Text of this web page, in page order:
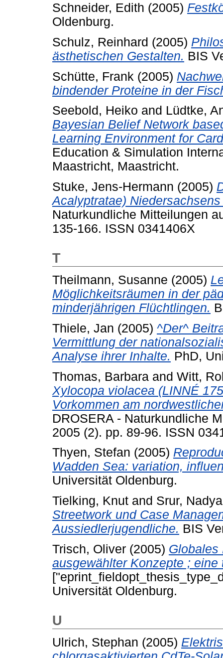
Schneider, Edith (2005)
Oldenburg.
Schulz, Reinhard (2005)
ästhetischen Gestalten. BIS
Schütte, Frank (2005)
bindender Proteine in der
Seebold, Heiko and Lüdtke,
Bayesian Belief Network
Learning Environment for
Education & Simulation
Maastricht, Maastricht.
Stuke, Jens-Hermann (2005)
Acalyptratae)
Naturkundliche Mitteilungen
135-166. ISSN 0341406X
T
Theilmann, Susanne (2005)
Möglichkeitsräumen in der
minderjährigen Flüchtlingen.
Thiele, Jan (2005) ^Der^
Vermittlung der
Analyse ihrer Inhalte. PhD,
Thomas, Barbara and Witt,
Xylocopa violacea (LINNÉ
Vorkommen am
DROSERA - Naturkundliche
2005 (2). pp. 89-96. ISSN
Thyen, Stefan (2005)
Wadden Sea: variation,
Universität Oldenburg.
Tielking, Knut and Srur, Nadya
Streetwork und Case
Aussiedlerjugendliche. BIS
Trisch, Oliver (2005) Globales
ausgewählter Konzepte ;
Universität Oldenburg.
U
Ulrich, Stephan (2005)